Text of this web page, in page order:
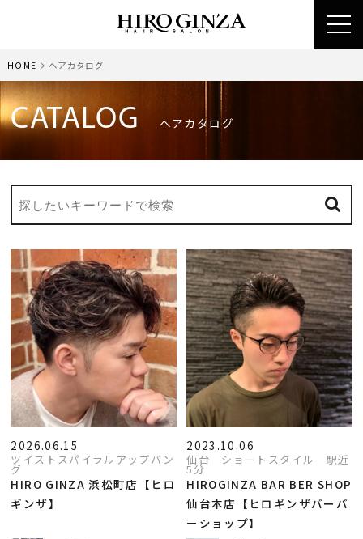
HOME ヘアカタログ
CATALOG ヘアカタログ
2026.06.15
ツイストスパイラルアップバン
グ
HIRO GINZA 浜松町店【ヒロ
ギンザ】
2023.10.06
仙台 ショートスタイル 駅近
5分
HIROGINZA BAR BER SHOP
仙台本店【ヒロギンザバーバ
ーショップ】